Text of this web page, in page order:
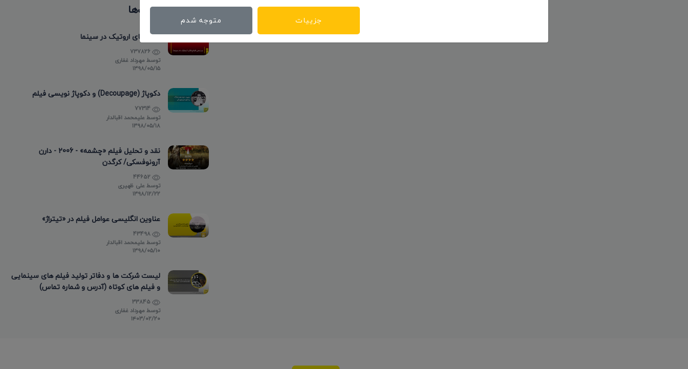
پر بازدیدترین پست‌ها
فیلم های اروتیک در سینما
توسط مهرداد غفاری
۱۳۹۸/۰۵/۱۵
دکوپاژ (Decoupage) و دکوپاژ نویسی فیلم
توسطعلیمحمد اقبالدار
۱۳۹۸/۰۵/۱۸
نقد و تحلیل فیلم «چشمه» - 2006 - دارن
آرونوفسکی/ کرگدن
توسطعلی ظهیری
۱۳۹۸/۱۲/۲۲
عناوین انگلیسی عوامل فیلم در «تیتراژ»
توسطعلیمحمد اقبالدار
۱۳۹۸/۰۵/۱۰
لیست شرکت ها و دفاتر تولید فیلم های سینمایی
و فیلم های کوتاه (آدرس و شماره تماس)
توسط مهرداد غفاری
۱۴۰۳/۰۲/۲۰
جزییات متوجه شدم